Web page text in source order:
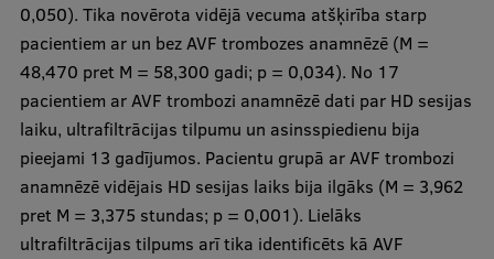
0,050). Tika novērota vidējā vecuma atšķirība starp
pacientiem ar un bez AVF trombozes anamnēzē (M =
48,470 pret M = 58,300 gadi; p = 0,034). No 17
pacientiem ar AVF trombozi anamnēzē dati par HD sesijas
laiku, ultrafiltrācijas tilpumu un asinsspiedienu bija
pieejami 13 gadījumos. Pacientu grupā ar AVF trombozi
anamnēzē vidējais HD sesijas laiks bija ilgāks (M = 3,962
pret M = 3,375 stundas; p = 0,001). Lielāks
ultrafiltrācijas tilpums arī tika identificēts kā AVF